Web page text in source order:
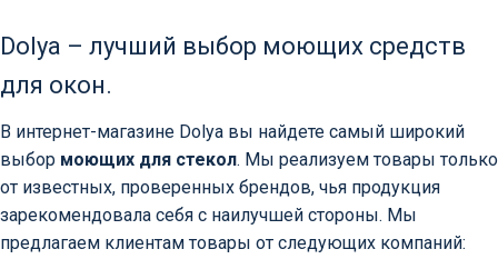
Dolya – лучший выбор моющих средств
для окон.
В интернет-магазине Dolya вы найдете самый широкий
выбор моющих для стекол. Мы реализуем товары только
от известных, проверенных брендов, чья продукция
зарекомендовала себя с наилучшей стороны. Мы
предлагаем клиентам товары от следующих компаний: